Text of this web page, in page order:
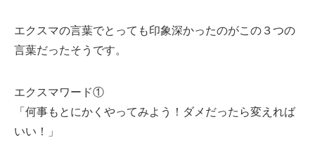
エクスマの言葉でとっても印象深かったのがこの３つの
言葉だったそうです。
エクスマワード①
「何事もとにかくやってみよう！ダメだったら変えれば
いい！」